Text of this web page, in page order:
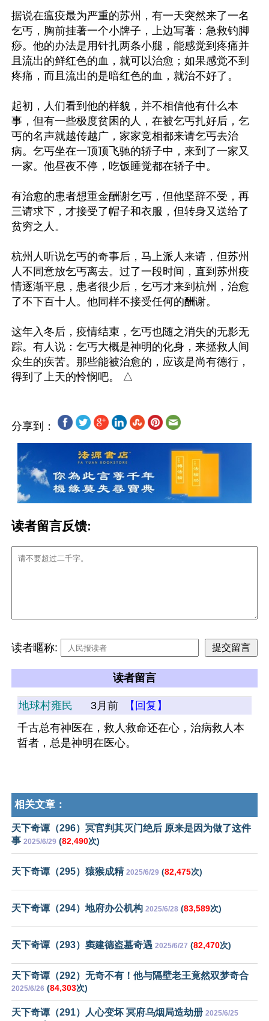
据说在瘟疫最为严重的苏州，有一天突然来了一名
乞丐，胸前挂著一个小牌子，上边写著：急救钓脚
痧。他的办法是用针扎两条小腿，能感觉到疼痛并
且流出的鲜红色的血，就可以治愈；如果感觉不到
疼痛，而且流出的是暗红色的血，就治不好了。
起初，人们看到他的样貌，并不相信他有什么本
事，但有一些极度贫困的人，在被乞丐扎好后，乞
丐的名声就越传越广，家家竞相都来请乞丐去治
病。乞丐坐在一顶顶飞驰的轿子中，来到了一家又
一家。他昼夜不停，吃饭睡觉都在轿子中。
有治愈的患者想重金酬谢乞丐，但他坚辞不受，再
三请求下，才接受了帽子和衣服，但转身又送给了
贫穷之人。
杭州人听说乞丐的奇事后，马上派人来请，但苏州
人不同意放乞丐离去。过了一段时间，直到苏州疫
情逐渐平息，患者很少后，乞丐才来到杭州，治愈
了不下百十人。他同样不接受任何的酬谢。
这年入冬后，疫情结束，乞丐也随之消失的无影无
踪。有人说：乞丐大概是神明的化身，来拯救人间
众生的疾苦。那些能被治愈的，应该是尚有德行，
分享到：
读者留言反馈:
读者暱称:
读者留言
地球村雍民 3月前
【回复】
千古总有神医在，救人救命还在心，治病救人本
哲者，总是神明在医心。
相关文章：
天下奇谭（296）冥官判其灭门绝后 原来是因为做了这件
事 2025/6/29 (82,490次)
天下奇谭（295）猿猴成精 2025/6/29 (82,475次)
天下奇谭（294）地府办公机构 2025/6/28 (83,589次)
天下奇谭（293）窦建德盗墓奇遇 2025/6/27 (82,470次)
天下奇谭（292）无奇不有！他与隔壁老王竟然双梦奇合
2025/6/26 (84,303次)
天下奇谭（291）人心变坏 冥府乌烟局造劫册 2025/6/25